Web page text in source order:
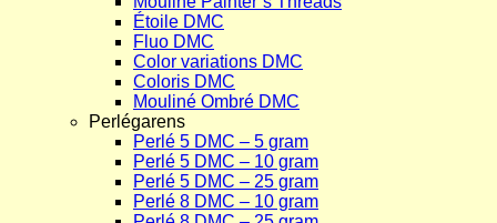
Étoile DMC
Fluo DMC
Color variations DMC
Coloris DMC
Mouliné Ombré DMC
Perlégarens
Perlé 5 DMC – 5 gram
Perlé 5 DMC – 10 gram
Perlé 5 DMC – 25 gram
Perlé 8 DMC – 10 gram